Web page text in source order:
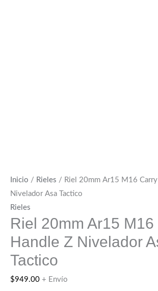
Inicio / Rieles / Riel 20mm Ar15 M16
Nivelador Asa Tactico
Rieles
Riel 20mm Ar15
Handle Z Nivelador
Tactico
$949.00 + Envío